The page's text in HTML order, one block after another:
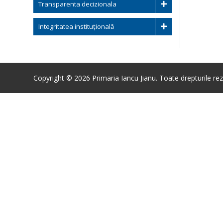
Transparenta decizionala
Integritatea instituțională
Copyright © 2026 Primaria Iancu Jianu. Toate drepturile